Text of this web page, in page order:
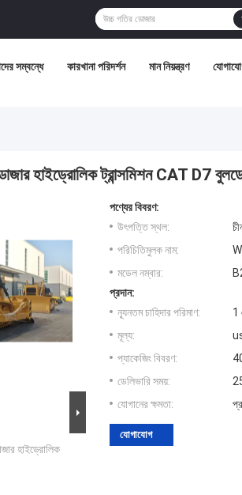
সম্বন্ধে কারখানা পরিদর্শন মান নিয়ন্ত্রণ
ডোজার হাইড্রোলিক ট্রান্সমিশন CAT D7
হাইড্রোলিক
পণ্যের বিবরণ:
উৎপত্তি স্থল:
পরিচিতিমুলক নাম:
মডেল নম্বার:
প্রদান:
ন্যূনতম চাহিদার পরিমাণ:
1
মূল্য:
প্যাকেজিং বিবরণ:
ডেলিভারি সময়:
যোগানের ক্ষমতা:
যোগাযোগ